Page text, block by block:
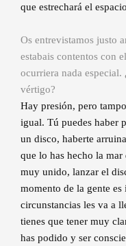
que estrechará el
Os entrevistamos justo
estabais contentos con
ocurriera nada especial.
vértigo?
Hay presión, pero
igual. Tú puedes haber
un disco, haberte
que lo has hecho la mar
muy unido, lanzar el
momento de la gente
circunstancias les va a
tienes que tener muy
has podido y ser